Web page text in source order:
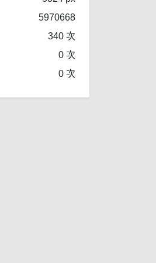
5970668
340 次
0 次
0 次